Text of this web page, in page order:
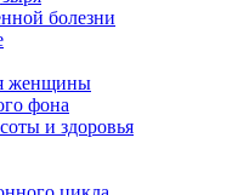
болезни
женщины
фона
и здоровья